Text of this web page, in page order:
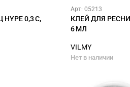
0,3 С,
Арт: 05213
КЛЕЙ ДЛЯ
6 МЛ
VILMY
Нет в наличии